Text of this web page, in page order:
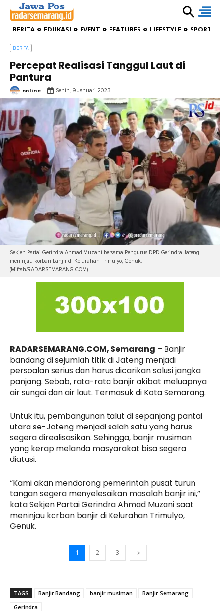
BERITA EDUKASI EVENT FEATURES LIFESTYLE
BERITA
Percepat Realisasi Tanggul Laut di
Pantura
online Senin, 9 Januari 2023
Sekjen Partai Gerindra Ahmad Muzani bersama Pengurus DPD Gerindra Jateng
meninjau korban banjir di Kelurahan Trimulyo, Genuk.
(Miftah/RADARSEMARANG.COM)
RADARSEMARANG.COM, Semarang – Banjir
bandang di sejumlah titik di Jateng menjadi
persoalan serius dan harus dicarikan solusi jangka
panjang. Sebab, rata-rata banjir akibat meluapnya
air sungai dan air laut. Termasuk di Kota Semarang.
Untuk itu, pembangunan talut di sepanjang pantai
utara se-Jateng menjadi salah satu yang harus
segera direalisasikan. Sehingga, banjir musiman
yang kerap melanda masyarakat bisa segera
diatasi.
“Kami akan mendorong pemerintah pusat turun
tangan segera menyelesaikan masalah banjir ini,”
kata Sekjen Partai Gerindra Ahmad Muzani saat
meninjau korban banjir di Kelurahan Trimulyo,
Genuk.
1 2 3
TAGS Banjir Bandang banjir musiman
Banjir Semarang
Gerindra